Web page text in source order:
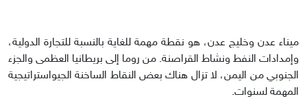
ميناء عدن وخليج عدن، هو نقطة مهمة للغاية بالنسبة للتجارة الدولية،
وإمدادات النفط ونشاط القراصنة. من روما إلى بريطانيا العظمى والجزء
الجنوبي من اليمن، لا تزال هناك بعض النقاط الساخنة الجيواستراتيجية
المهمة لسنوات.